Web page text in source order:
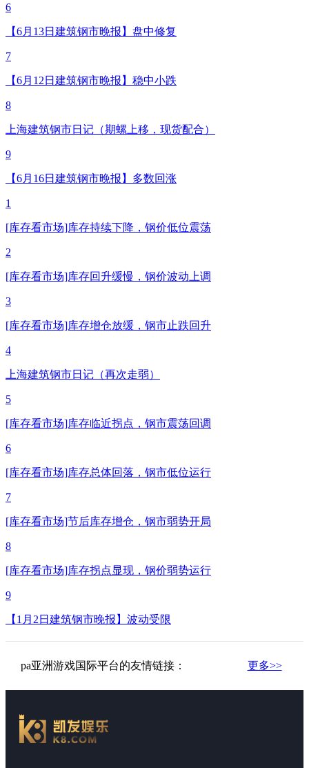
6
【6月13日建筑钢市晚报】盘中修复
7
【6月12日建筑钢市晚报】稳中小跌
8
上海建筑钢市日记（期螺上移，现货配合）
9
【6月16日建筑钢市晚报】多数回涨
1
[库存看市场]库存持续下降，钢价低位震荡
2
[库存看市场]库存回升缓慢，钢价波动上调
3
[库存看市场]库存增仓放缓，钢市止跌回升
4
上海建筑钢市日记（再次走弱）
5
[库存看市场]库存临近拐点，钢市震荡回调
6
[库存看市场]库存总体回落，钢市低位运行
7
[库存看市场]节后库存增仓，钢市弱势开局
8
[库存看市场]库存拐点显现，钢价弱势运行
9
【1月2日建筑钢市晚报】波动受限
pa亚洲游戏国际平台的友情链接： 更多>>